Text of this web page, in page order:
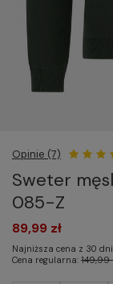
Opinie (7)
Sweter
085-Z
89,99 zł
Najniższa cena z 30
Cena regularna: 149,99